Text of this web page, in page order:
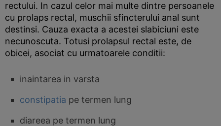
rectului. In cazul celor mai multe dintre persoanele
cu prolaps rectal, muschii sfincterului anal sunt
destinsi. Cauza exacta a acestei slabiciuni este
necunoscuta. Totusi prolapsul rectal este, de
obicei, asociat cu urmatoarele conditii:
inaintarea in varsta
constipatia pe termen lung
diareea pe termen lung